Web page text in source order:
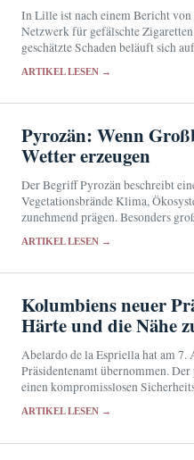
In Lille ist nach einem Bericht
Netzwerk für gefälschte
geschätzte Schaden beläuft sich
ARTIKEL LESEN →
Pyrozän: Wenn
Wetter erzeugen
Der Begriff Pyrozän beschreibt
Vegetationsbrände Klima,
zunehmend prägen. Besonders
Zündherde entstehen.
ARTIKEL LESEN →
Kolumbiens neuer
Härte und die Nähe
Abelardo de la Espriella hat am 7.
Präsidentenamt übernommen.
einen kompromisslosen
ARTIKEL LESEN →